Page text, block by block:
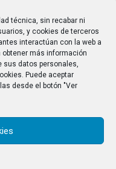
técnica, sin recabar ni
y cookies de terceros
interactúan con la web a
más información
sus datos personales,
Puede aceptar
desde el botón "Ver